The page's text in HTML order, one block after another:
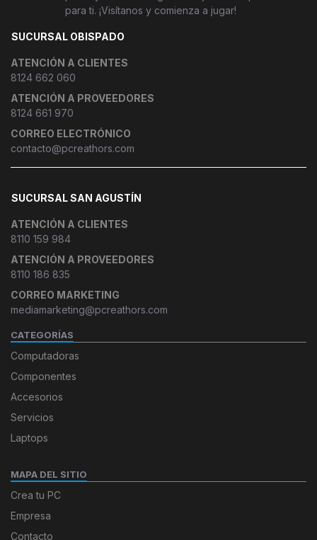
para ti. ¡Visítanos y comienza a jugar!
SUCURSAL OBISPADO
ATENCIÓN A CLIENTES
8124 662 060
ATENCIÓN A PROVEEDORES
8124 661 970
CORREO ELECTRÓNICO
contacto@pcreathors.com
SUCURSAL SAN AGUSTÍN
ATENCIÓN A CLIENTES
8110 159 984
ATENCIÓN A PROVEEDORES
8110 186 835
CORREO MARKETING
mediamarketing@pcreathors.com
CATEGORÍAS
Computadoras
Componentes
Accesorios
Servicios
Laptops
MAPA DEL SITIO
Crea tu PC
Empresa
Contacto